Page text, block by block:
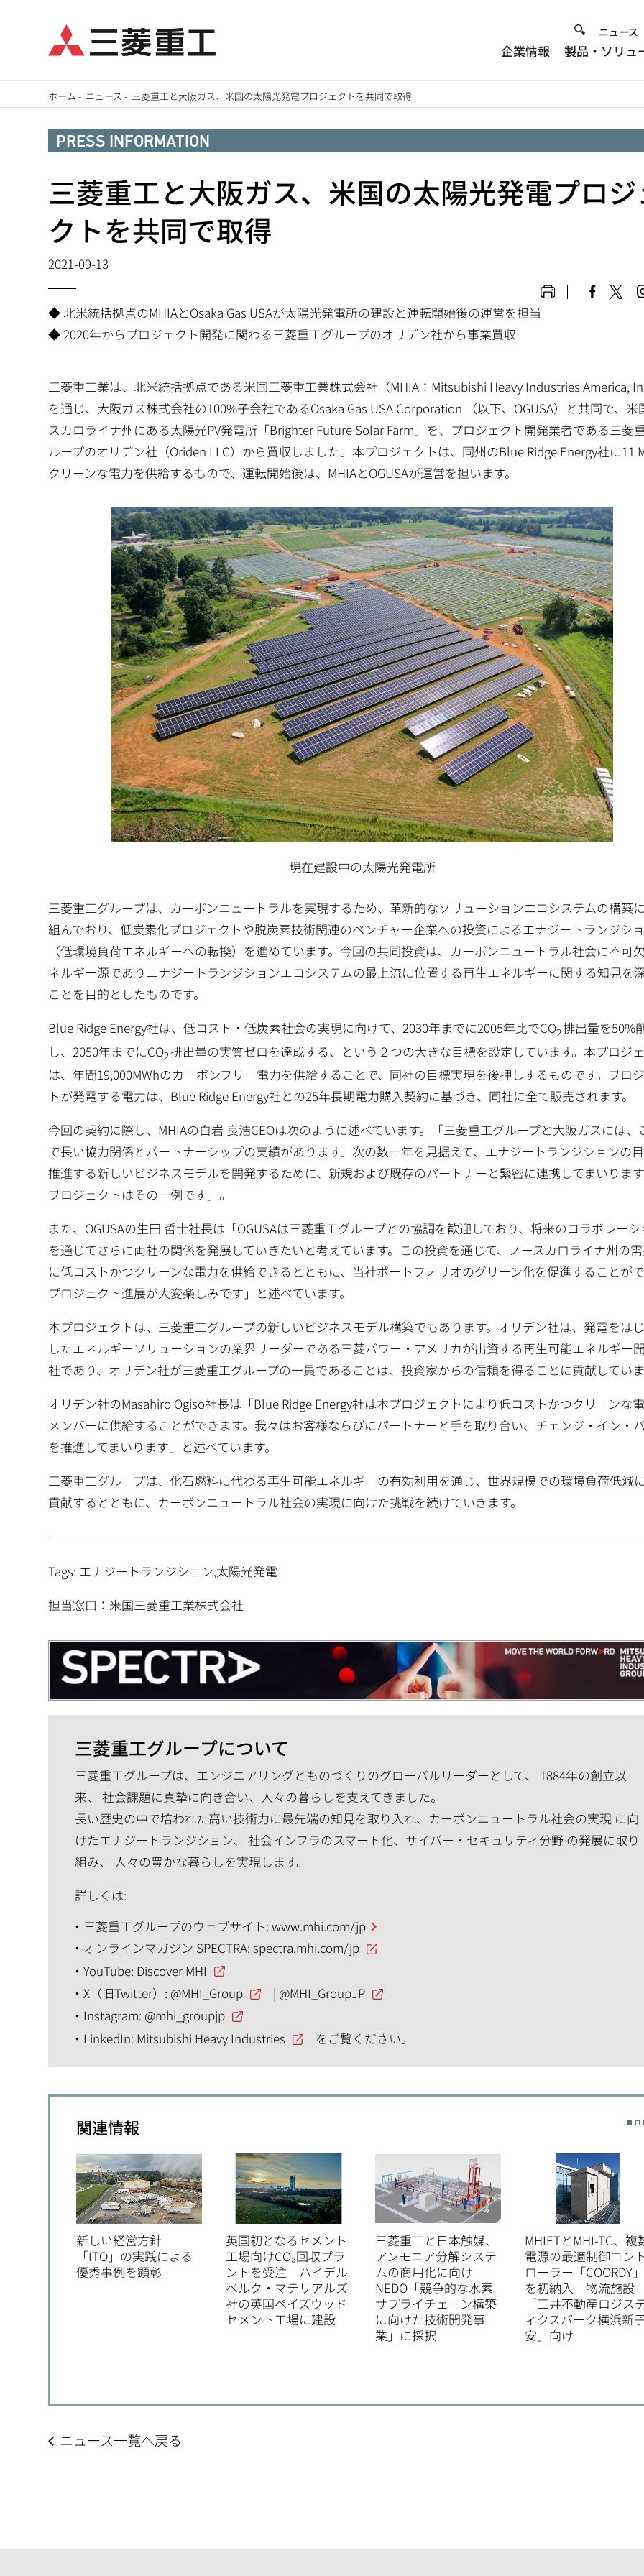
イ
ニュース
企業情報 製品・ソリュ
ホーム - ニュース - 三菱重工と大阪ガス、米国の太陽光発電プロジェクトを共同で取得
PRESS INFORMATION
三菱重工と大阪ガス、米国の太陽光発電プロジ
クトを共同で取得
2021-09-13
◆ 北米統括拠点のMHIAとOsaka Gas USAが太陽光発電所の建設と運転開始後の運営を担当
◆ 2020年からプロジェクト開発に関わる三菱重工グループのオリデン社から事業買収
三菱重工業は、北米統括拠点である米国三菱重工業株式会社（MHIA：Mitsubishi Heavy Industries America,
を通じ、大阪ガス株式会社の100%子会社であるOsaka Gas USA Corporation （以下、OGUSA）と共同で、米
スカロライナ州にある太陽光PV発電所「Brighter Future Solar Farm」を、プロジェクト開発業者である三菱
ループのオリデン社（Oriden LLC）から買収しました。本プロジェクトは、同州のBlue Ridge Energy社に11
クリーンな電力を供給するもので、運転開始後は、MHIAとOGUSAが運営を担います。
現在建設中の太陽光発電所
三菱重工グループは、カーボンニュートラルを実現するため、革新的なソリューションエコシステムの構築
組んでおり、低炭素化プロジェクトや脱炭素技術関連のベンチャー企業への投資によるエナジートランジシ
（低環境負荷エネルギーへの転換）を進めています。今回の共同投資は、カーボンニュートラル社会に不可
ネルギー源でありエナジートランジションエコシステムの最上流に位置する再生エネルギーに関する知見を
ことを目的としたものです。
Blue Ridge Energy社は、低コスト・低炭素社会の実現に向けて、2030年までに2005年比でCO2排出量を50%
し、2050年までにCO2排出量の実質ゼロを達成する、という２つの大きな目標を設定しています。本プロジ
は、年間19,000MWhのカーボンフリー電力を供給することで、同社の目標実現を後押しするものです。プロ
トが発電する電力は、Blue Ridge Energy社との25年長期電力購入契約に基づき、同社に全て販売されます。
今回の契約に際し、MHIAの白岩 良浩CEOは次のように述べています。「三菱重工グループと大阪ガスには、
で長い協力関係とパートナーシップの実績があります。次の数十年を見据えて、エナジートランジションの
推進する新しいビジネスモデルを開発するために、新規および既存のパートナーと緊密に連携してまいりま
プロジェクトはその一例です」。
また、OGUSAの生田 哲士社長は「OGUSAは三菱重工グループとの協調を歓迎しており、将来のコラボレーシ
を通じてさらに両社の関係を発展していきたいと考えています。この投資を通じて、ノースカロライナ州の
に低コストかつクリーンな電力を供給できるとともに、当社ポートフォリオのグリーン化を促進することがで
プロジェクト進展が大変楽しみです」と述べています。
本プロジェクトは、三菱重工グループの新しいビジネスモデル構築でもあります。オリデン社は、発電をは
したエネルギーソリューションの業界リーダーである三菱パワー・アメリカが出資する再生可能エネルギー
社であり、オリデン社が三菱重工グループの一員であることは、投資家からの信頼を得ることに貢献していま
オリデン社のMasahiro Ogiso社長は「Blue Ridge Energy社は本プロジェクトにより低コストかつクリーンな
メンバーに供給することができます。我々はお客様ならびにパートナーと手を取り合い、チェンジ・イン・
を推進してまいります」と述べています。
三菱重工グループは、化石燃料に代わる再生可能エネルギーの有効利用を通じ、世界規模での環境負荷低減
貢献するとともに、カーボンニュートラル社会の実現に向けた挑戦を続けていきます。
Tags: エナジートランジション,太陽光発電
担当窓口：米国三菱重工業株式会社
三菱重工グループについて
三菱重工グループは、エンジニアリングとものづくりのグローバルリーダーとして、 1884年の創立以
来、 社会課題に真摯に向き合い、人々の暮らしを支えてきました。
長い歴史の中で培われた高い技術力に最先端の知見を取り入れ、カーボンニュートラル社会の実現 に向
けたエナジートランジション、 社会インフラのスマート化、サイバー・セキュリティ分野 の発展に取り
組み、 人々の豊かな暮らしを実現します。
詳しくは:
三菱重工グループのウェブサイト: www.mhi.com/jp
オンラインマガジン SPECTRA: spectra.mhi.com/jp
YouTube: Discover MHI
X（旧Twitter）: @MHI_Group | @MHI_GroupJP
Instagram: @mhi_groupjp
LinkedIn: Mitsubishi Heavy Industries をご覧ください。
関連情報
新しい経営方針
「ITO」の実践による
優秀事例を顕彰
英国初となるセメント
工場向けCO₂回収プラ
ントを受注 ハイデル
ベルク・マテリアルズ
社の英国ペイズウッド
セメント工場に建設
三菱重工と日本触媒、
アンモニア分解システ
ムの商用化に向け
NEDO「競争的な水素
サプライチェーン構築
に向けた技術開発事
業」に採択
MHIETとMHI-TC、複
電源の最適制御コント
ローラー「COORDY」
を初納入 物流施設
「三井不動産ロジス
ィクスパーク横浜新
安」向け
ニュース一覧へ戻る